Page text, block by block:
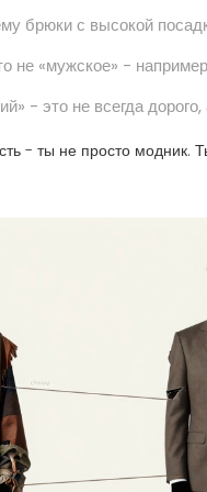
брюки с высокой
не «мужское» -
- это не всегда
- ты не просто модник.